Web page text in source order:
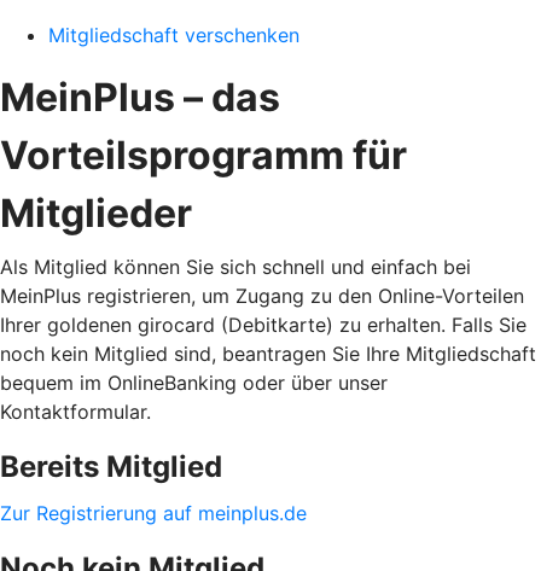
Mitgliedschaft verschenken
MeinPlus – das
Vorteilsprogramm für
Mitglieder
Als Mitglied können Sie sich schnell und einfach bei
MeinPlus registrieren, um Zugang zu den Online-Vorteilen
Ihrer goldenen girocard (Debitkarte) zu erhalten. Falls Sie
noch kein Mitglied sind, beantragen Sie Ihre Mitgliedschaft
bequem im OnlineBanking oder über unser
Kontaktformular.
Bereits Mitglied
Zur Registrierung auf meinplus.de